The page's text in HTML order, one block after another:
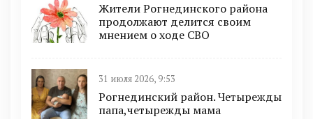
Жители Рогнединского района
продолжают делится своим
мнением о ходе СВО
31 июля 2026, 9:53
Рогнединский район. Четырежды
папа,четырежды мама